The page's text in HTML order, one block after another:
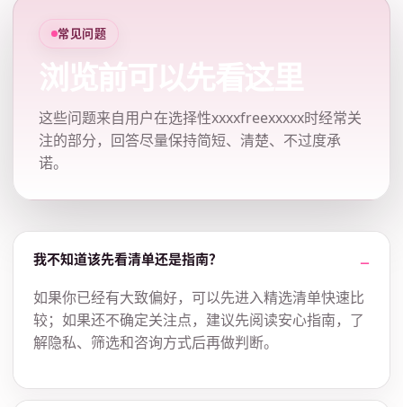
常见问题
浏览前可以先看这里
这些问题来自用户在选择性xxxxfreexxxxx时经常关
注的部分，回答尽量保持简短、清楚、不过度承
诺。
我不知道该先看清单还是指南？
如果你已经有大致偏好，可以先进入精选清单快速比
较；如果还不确定关注点，建议先阅读安心指南，了
解隐私、筛选和咨询方式后再做判断。